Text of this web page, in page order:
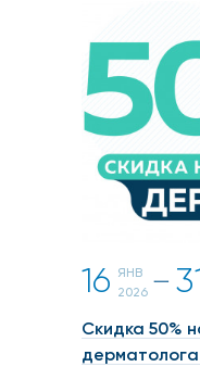
16 ЯНВ
2026 一
Скидка 50%